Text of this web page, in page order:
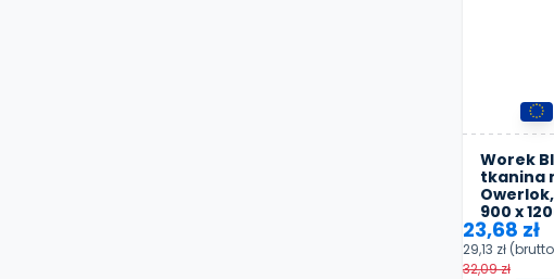
Worek
tkanina
900 x
23,68 zł
29,13 zł
32,09 zł